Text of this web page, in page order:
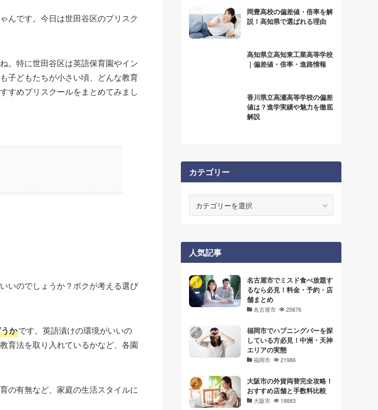
んです。今日は世田谷区のプリスク
。特に世田谷区は英語保育園やイン
子どもたちが小さい頃、どんな教育
すめプリスクールをまとめてみまし
いのでしょうか？ボクが考える選び
かです。英語漬けの環境がいいの
育法を取り入れているかなど、各園
の有無など、家庭の生活スタイルに
岡豊高校の偏差値・倍率を解
説！高知県で選ばれる理由
高知県立高知東工業高等学校
｜偏差値・倍率・進路情報
香川県立高瀬高等学校の偏差
値は？進学実績や魅力を徹底
解説
カテゴリー
ー
人気記事
名古屋市でミスド食べ放題す
るなら必見！料金・予約・店
舗まとめ
名古屋市 25876
福岡市でハプニングバーを探
している方必見！中洲・天神
エリアの実態
福岡市 21986
大阪市の外貨両替完全攻略！
おすすめ店舗と手数料比較
大阪市 18883